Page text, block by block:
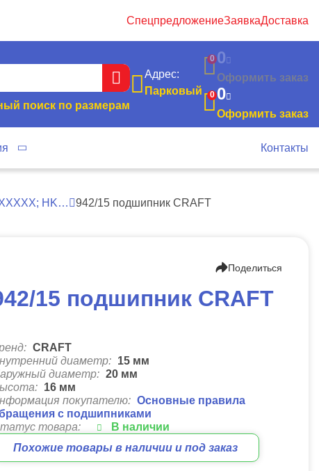
СпецпредложениеЗаявкаДоставка
поиск по размерам
Адрес:
Парковый
0 0
Оформить заказ
0 0
Оформить заказ
Контакты
HK… 942/15 подшипник CRAFT
Поделиться
15 подшипник CRAFT
CRAFT
диаметр: 15 мм
диаметр: 20 мм
16 мм
покупателю: Основные правила
с подшипниками
товара:
В наличии
Похожие товары в наличии и под заказ